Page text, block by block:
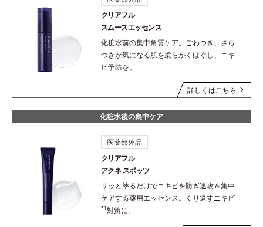
クリアフル
スムースエッセンス
化粧水前の集中角質ケア。ごわつき、ざら
つきが気になる肌を柔らかくほぐし、ニキ
ビ予防を。
詳しくはこちら
化粧水後の集中ケア
医薬部外品
クリアフル
アクネ スポッツ
サッと塗るだけでニキビを防ぎ速攻＆集中
ケアする薬用エッセンス。くり返すニキビ
*1対策に。